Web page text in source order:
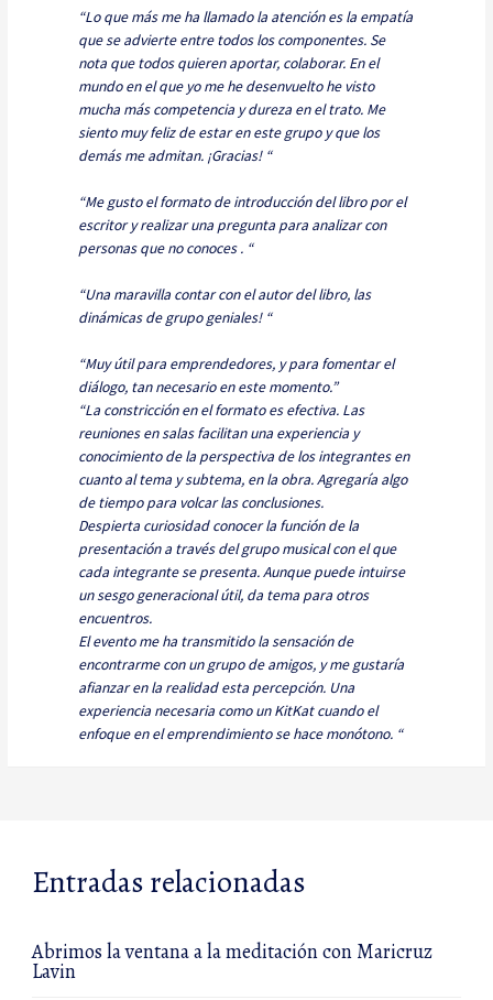
“Lo que más me ha llamado la atención es la empatía
que se advierte entre todos los componentes. Se
nota que todos quieren aportar, colaborar. En el
mundo en el que yo me he desenvuelto he visto
mucha más competencia y dureza en el trato. Me
siento muy feliz de estar en este grupo y que los
demás me admitan. ¡Gracias! “
“Me gusto el formato de introducción del libro por el
escritor y realizar una pregunta para analizar con
personas que no conoces . “
“Una maravilla contar con el autor del libro, las
dinámicas de grupo geniales! “
“Muy útil para emprendedores, y para fomentar el
diálogo, tan necesario en este momento.”
“La constricción en el formato es efectiva. Las
reuniones en salas facilitan una experiencia y
conocimiento de la perspectiva de los integrantes en
cuanto al tema y subtema, en la obra. Agregaría algo
de tiempo para volcar las conclusiones.
Despierta curiosidad conocer la función de la
presentación a través del grupo musical con el que
cada integrante se presenta. Aunque puede intuirse
un sesgo generacional útil, da tema para otros
encuentros.
El evento me ha transmitido la sensación de
encontrarme con un grupo de amigos, y me gustaría
afianzar en la realidad esta percepción. Una
experiencia necesaria como un KitKat cuando el
enfoque en el emprendimiento se hace monótono. “
Entradas relacionadas
Abrimos la ventana a la meditación con Maricruz
Lavin